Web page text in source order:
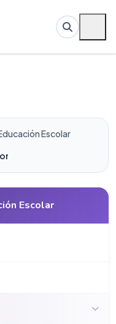
Escolar
Scratch en aula
Escolar